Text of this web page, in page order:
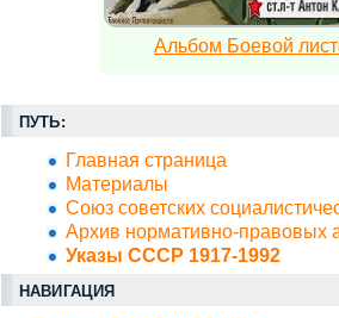
Альбом Боевой
ПУТЬ:
Главная страница
Материалы
Союз советских
Архив нормативно-правовых
Указы СССР 1917-1992
НАВИГАЦИЯ